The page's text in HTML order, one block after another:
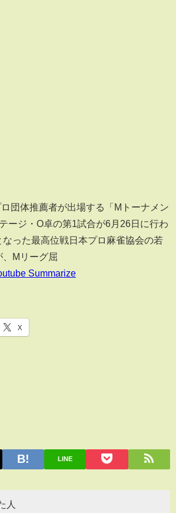
団体推薦者が出場する「Mトーナメン
ージ・O卓の第1試合が6月26日に行わ
った最高位戦日本プロ麻雀協会の若
Mリーグ屈
Summarize
X
LINE
人